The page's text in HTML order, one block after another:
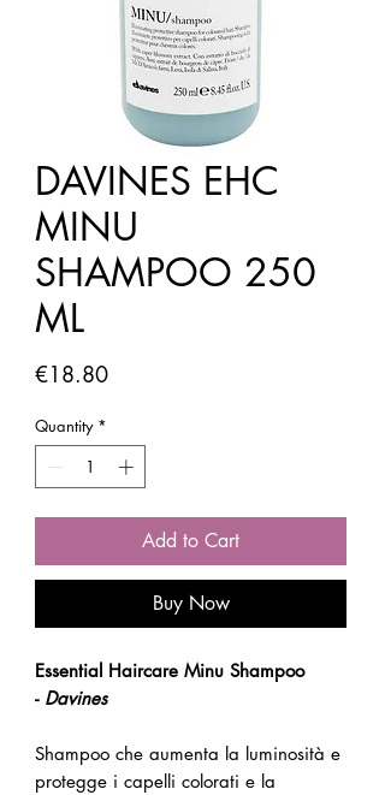
DAVINES EHC
MINU
SHAMPOO 250
ML
€18.80Price
Quantity *
Add to Cart
Buy Now
Essential Haircare Minu Shampoo
- Davines
Shampoo che aumenta la luminosità e
protegge i capelli colorati e la